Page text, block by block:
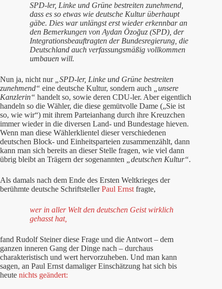
SPD-ler, Linke und Grüne bestreiten zunehmend,
dass es so etwas wie deutsche Kultur überhaupt
gäbe. Dies war unlängst erst wieder erkennbar an
den Bemerkungen von Aydan Özoğuz (SPD), der
Integrationsbeauftragten der Bundesregierung, die
Deutschland auch verfassungsmäßig vollkommen
umbauen will.
Nun ja, nicht nur
„SPD-ler, Linke und Grüne bestreiten
zunehmend“ eine deutsche Kultur, sondern auch
„unsere
Kanzlerin“ handelt so, sowie deren CDU-ler. Aber eigentlich
handeln so die Wähler, die diese gemütvolle Dame („Sie ist
so, wie wir“) mit ihrem Parteianhang durch ihre Kreuzchen
immer wieder in die diversen Land- und Bundestage hieven.
Wenn man diese Wählerklientel dieser verschiedenen
deutschen Block- und Einheitsparteien zusammenzählt, dann
kann man sich bereits an dieser Stelle fragen, wie viel dann
übrig bleibt an Trägern der sogenannten
„deutschen Kultur“.
Als damals nach dem Ende des Ersten Weltkrieges der
berühmte deutsche SchriftstellerPaul Ernst fragte,
wer in aller Welt den deutschen Geist wirklich
gehasst hat,
fand Rudolf Steiner diese Frage und die Antwort – dem
ganzen inneren Gang der Dinge nach – durchaus
charakteristisch und wert hervorzuheben. Und man kann
sagen, an Paul Ernst damaliger Einschätzung hat sich bis
heute nichts geändert: